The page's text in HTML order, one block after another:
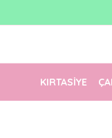
KIRTASİYE